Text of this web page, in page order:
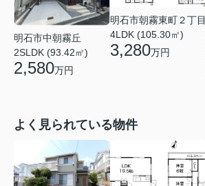
明石市中朝霧丘
2SLDK (93.42㎡)
2,580万円
明石市朝霧東町２丁目
4LDK (105.30㎡)
3,280万円
よく見られている物件